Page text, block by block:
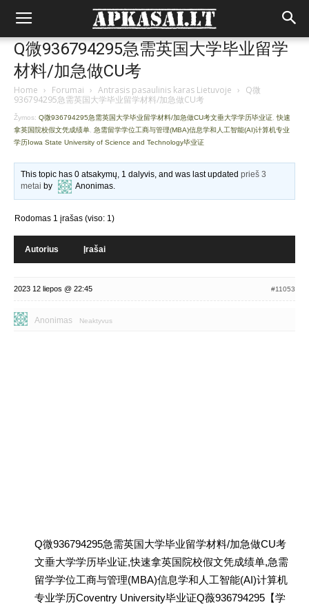
Q微936794295急需英国大学毕业留学
材料/加急做CU考
Home › Forumai › Antrasis pasaulinis karas Lietuvoje › Q微
936794295急需英国大学毕业留学材料/加急做CU考
Žymos: Q微936794295急需英国大学毕业留学材料/加急做CU考文垂大学学历毕业证 快速
拿英国院校假文凭成绩单 急需留学学位工商与管理(MBA)信息学和人工智能(AI)计算机专业
学历Iowa State University of Science and Technology毕业证
This topic has 0 atsakymų, 1 dalyvis, and was last updatedprieš 3
metai by Anonimas.
Rodomas 1 įrašas (viso: 1)
Autorius Įrašai
2023 12 liepos @ 22:45 #11053
Anonimas Neaktyvus
Q微936794295急需英国大学毕业留学材料/加急做CU考
文垂大学学历毕业证,快速拿英国院校假文凭成绩单,急需
留学学位工商与管理(MBA)信息学和人工智能(AI)计算机
专业学历Coventry University毕业证Q薇936794295【学